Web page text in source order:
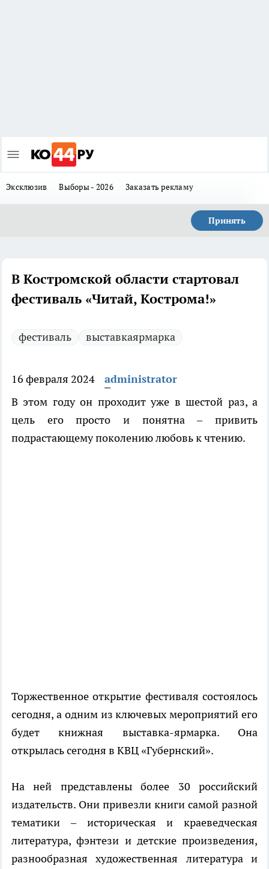
Эксклюзив Выборы - 2026 Заказать рекламу
Принять
В Костромской области стартовал
фестиваль «Читай, Кострома!»
фестиваль выставкаярмарка
16 февраля 2024
administrator
В этом году он проходит уже в шестой раз, а
цель его просто и понятна – привить
подрастающему поколению любовь к чтению.
Торжественное открытие фестиваля состоялось
сегодня, а одним из ключевых мероприятий его
будет книжная выставка-ярмарка. Она
открылась сегодня в КВЦ «Губернский».
На ней представлены более 30 российский
издательств. Они привезли книги самой разной
тематики – историческая и краеведческая
литература, фэнтези и детские произведения,
разнообразная художественная литература и